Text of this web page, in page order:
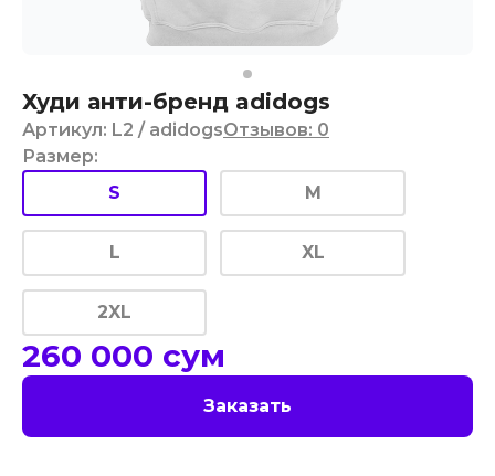
Худи анти-бренд adidogs
Артикул: L2 / adidogsОтзывов: 0
Размер:
S
M
L XL
2XL
260 000 сум
Заказать